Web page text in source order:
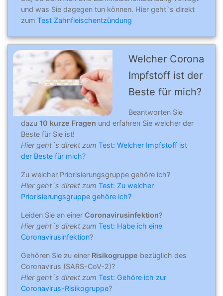
und was Sie dagegen tun können. Hier geht`s direkt
zum Test Zahnfleischentzündung
Welcher Corona
Impfstoff ist der
Beste für mich?
Beantworten Sie
dazu 10 kurze Fragen und erfahren Sie welcher der
Beste für Sie ist!
Hier geht´s direkt zum Test: Welcher Impfstoff ist
der Beste für mich?
Zu welcher Priorisierungsgruppe gehöre ich?
Hier geht´s direkt zum Test: Zu welcher
Priorisierungsgruppe gehöre ich?
Leiden Sie an einer Coronavirusinfektion?
Hier geht´s direkt zum Test: Habe ich eine
Coronavirusinfektion?
Gehören Sie zu einer Risikogruppe bezüglich des
Coronavirus (SARS-CoV-2)?
Hier geht´s direkt zum Test: Gehöre ich zur
Coronavirus-Risikogruppe?